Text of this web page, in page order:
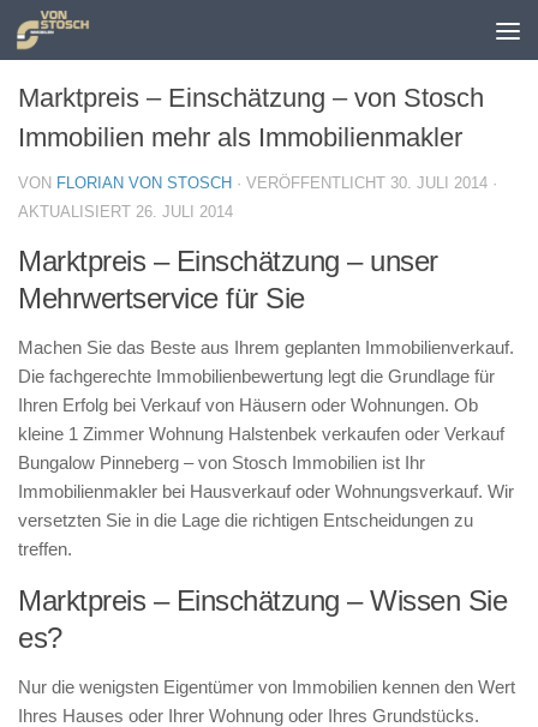
Zum Inhalt springen
Marktpreis – Einschätzung – von Stosch
Immobilien mehr als Immobilienmakler
VON FLORIAN VON STOSCH · VERÖFFENTLICHT 30. JULI 2014 ·
AKTUALISIERT 26. JULI 2014
Marktpreis – Einschätzung – unser
Mehrwertservice für Sie
Machen Sie das Beste aus Ihrem geplanten Immobilienverkauf.
Die fachgerechte Immobilienbewertung legt die Grundlage für
Ihren Erfolg bei Verkauf von Häusern oder Wohnungen. Ob
kleine 1 Zimmer Wohnung Halstenbek verkaufen oder Verkauf
Bungalow Pinneberg – von Stosch Immobilien ist Ihr
Immobilienmakler bei Hausverkauf oder Wohnungsverkauf. Wir
versetzten Sie in die Lage die richtigen Entscheidungen zu
treffen.
Marktpreis – Einschätzung – Wissen Sie
es?
Nur die wenigsten Eigentümer von Immobilien kennen den Wert
Ihres Hauses oder Ihrer Wohnung oder Ihres Grundstücks.